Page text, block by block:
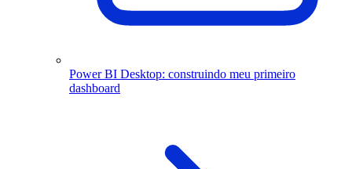
Power BI Desktop: construindo meu primeiro
dashboard